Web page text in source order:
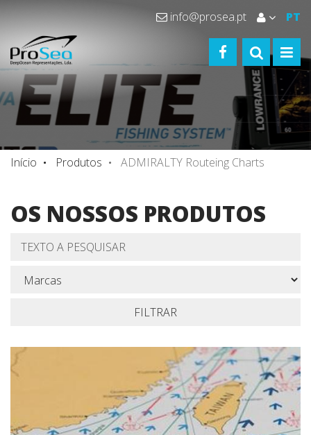
info@prosea.pt PT
FACEBOOK
TOGGLE
Início Produtos ADMIRALTY Routeing Charts
OS NOSSOS PRODUTOS
FILTRAR